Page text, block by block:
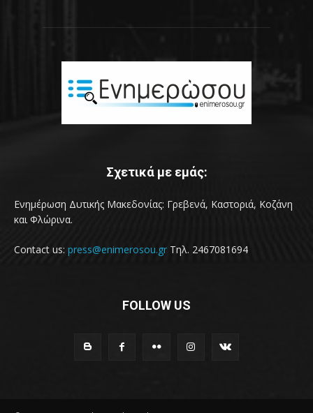
Σχετικά με εμάς:
Ενημέρωση Δυτικής Μακεδονίας: Γρεβενά, Καστοριά, Κοζάνη
και Φλώρινα.
Contact us: press@enimerosou.gr Τηλ. 2467081694
FOLLOW US